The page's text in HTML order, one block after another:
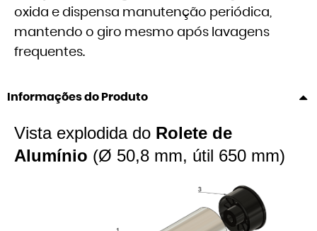
oxida e dispensa manutenção periódica,
mantendo o giro mesmo após lavagens
frequentes.
Informações do Produto
Vista explodida do Rolete de
Alumínio (Ø 50,8 mm, útil 650 mm)